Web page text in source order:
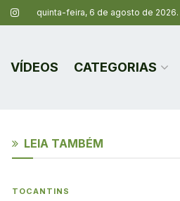
quinta-feira, 6 de agosto de 2026.
VÍDEOS CATEGORIAS
LEIA TAMBÉM
TOCANTINS